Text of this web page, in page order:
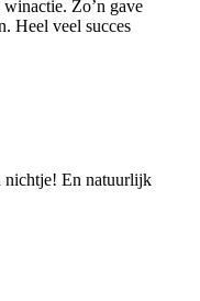
Zo’n gave
Heel veel succes
nichtje! En natuurlijk